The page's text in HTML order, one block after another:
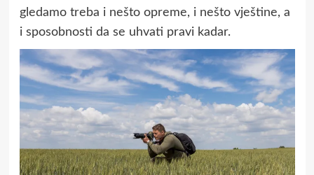
gledamo treba i nešto opreme, i nešto vještine, a
i sposobnosti da se uhvati pravi kadar.